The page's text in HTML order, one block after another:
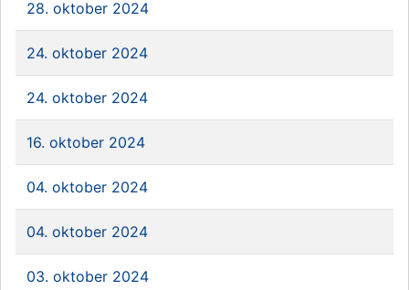
28. oktober 2024
24. oktober 2024
24. oktober 2024
16. oktober 2024
04. oktober 2024
04. oktober 2024
03. oktober 2024